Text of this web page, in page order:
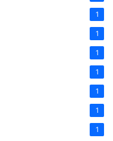
1
1
1
1
1
1
1